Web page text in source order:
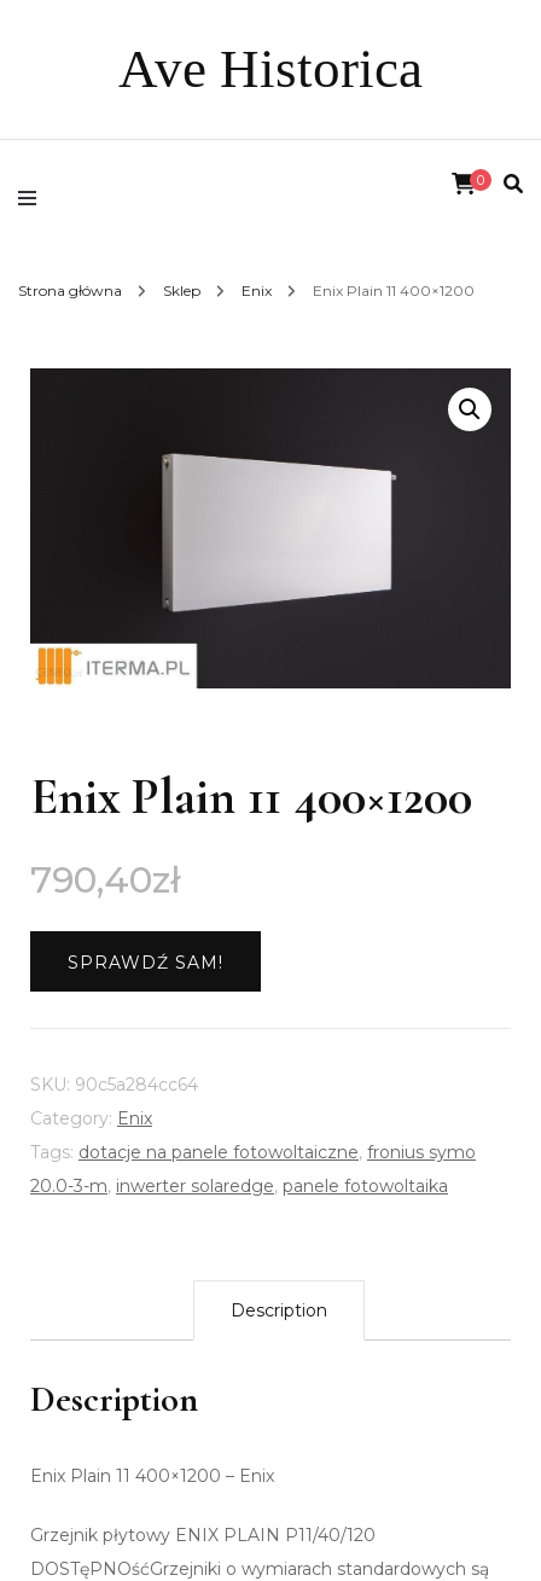
Ave Historica
0
Strona główna Sklep Enix Enix Plain 11 400×1200
Enix Plain 11 400×1200
790,40zł
SPRAWDŹ SAM!
SKU: 90c5a284cc64
Category: Enix
Tags: dotacje na panele fotowoltaiczne, fronius symo
20.0-3-m, inwerter solaredge, panele fotowoltaika
Description
Description
Enix Plain 11 400×1200 – Enix
Grzejnik płytowy ENIX PLAIN P11/40/120
DOSTęPNOśćGrzejniki o wymiarach standardowych są